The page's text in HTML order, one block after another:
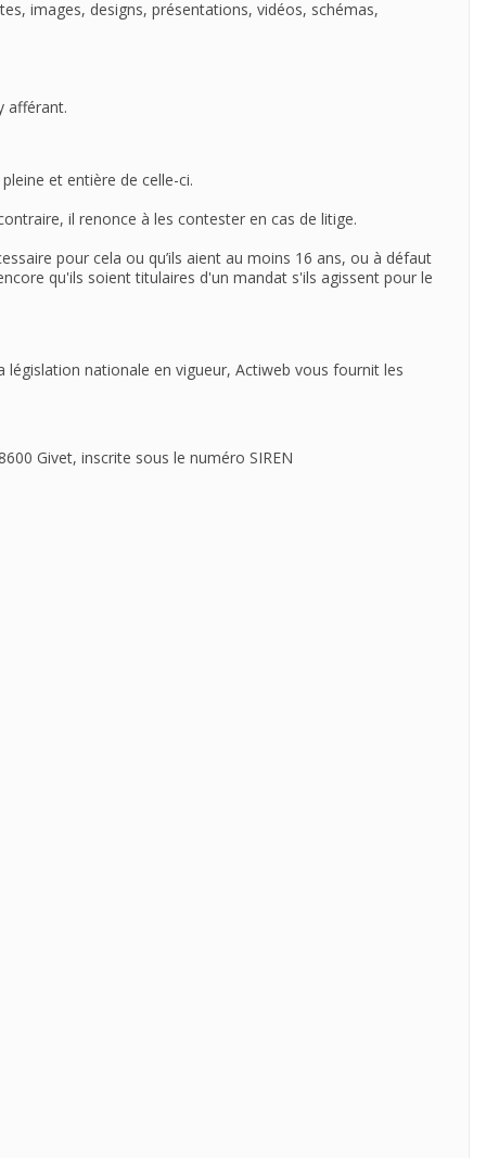
images, designs, présentations, vidéos, schémas,
afférant.
et entière de celle-ci.
il renonce à les contester en cas de litige.
pour cela ou qu’ils aient au moins 16 ans, ou à défaut
qu'ils soient titulaires d'un mandat s'ils agissent pour le
nationale en vigueur, Actiweb vous fournit les
Givet, inscrite sous le numéro SIREN